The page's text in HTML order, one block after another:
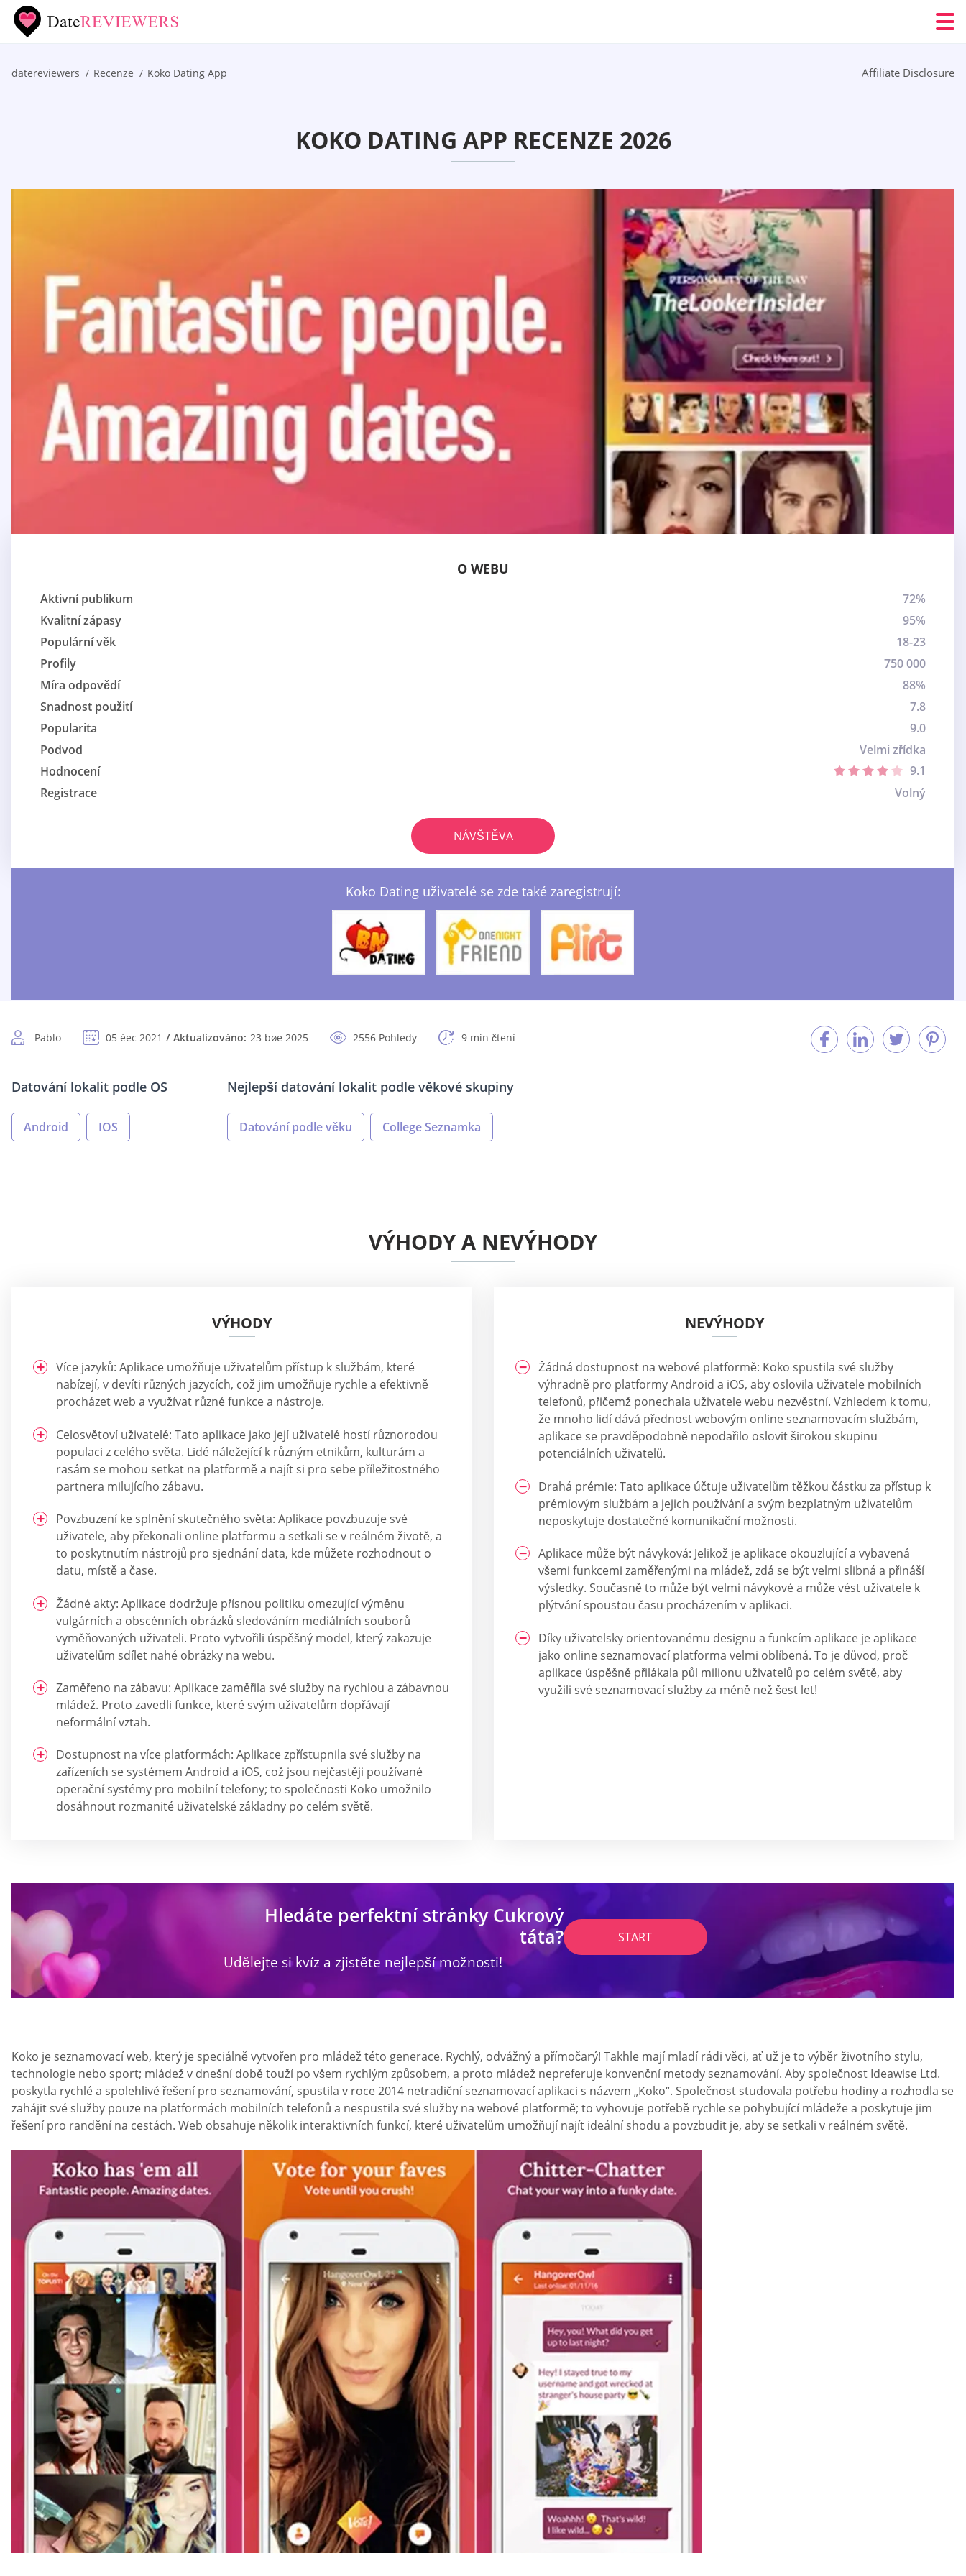
datereviewers Recenze Koko Dating App Affiliate Disclosure
KOKO DATING APP RECENZE 2026
O WEBU
Aktivní publikum
72%
Kvalitní zápasy
95%
Populární věk
18-23
Profily
750 000
Míra odpovědí
88%
Snadnost použití
7.8
Popularita
9.0
Podvod
Velmi zřídka
Hodnocení
9.1
Registrace
Volný
NÁVŠTĚVA
Koko Dating uživatelé se zde také zaregistrují:
Pablo 05 èec 2021 Aktualizováno: 23 bøe 2025 2556 Pohledy 9 min čtení
Datování lokalit podle OS
Android IOS
Nejlepší datování lokalit podle věkové skupiny
Datování podle věku College Seznamka
VÝHODY A NEVÝHODY
VÝHODY
Více jazyků: Aplikace umožňuje uživatelům přístup k službám, které
nabízejí, v devíti různých jazycích, což jim umožňuje rychle a efektivně
procházet web a využívat různé funkce a nástroje.
Celosvětoví uživatelé: Tato aplikace jako její uživatelé hostí různorodou
populaci z celého světa. Lidé náležející k různým etnikům, kulturám a
rasám se mohou setkat na platformě a najít si pro sebe příležitostného
partnera milujícího zábavu.
Povzbuzení ke splnění skutečného světa: Aplikace povzbuzuje své
uživatele, aby překonali online platformu a setkali se v reálném životě, a
to poskytnutím nástrojů pro sjednání data, kde můžete rozhodnout o
datu, místě a čase.
Žádné akty: Aplikace dodržuje přísnou politiku omezující výměnu
vulgárních a obscénních obrázků sledováním mediálních souborů
vyměňovaných uživateli. Proto vytvořili úspěšný model, který zakazuje
uživatelům sdílet nahé obrázky na webu.
Zaměřeno na zábavu: Aplikace zaměřila své služby na rychlou a zábavnou
mládež. Proto zavedli funkce, které svým uživatelům dopřávají
neformální vztah.
Dostupnost na více platformách: Aplikace zpřístupnila své služby na
zařízeních se systémem Android a iOS, což jsou nejčastěji používané
operační systémy pro mobilní telefony; to společnosti Koko umožnilo
dosáhnout rozmanité uživatelské základny po celém světě.
NEVÝHODY
Žádná dostupnost na webové platformě: Koko spustila své služby
výhradně pro platformy Android a iOS, aby oslovila uživatele mobilních
telefonů, přičemž ponechala uživatele webu nezvěstní. Vzhledem k tomu,
že mnoho lidí dává přednost webovým online seznamovacím službám,
aplikace se pravděpodobně nepodařilo oslovit širokou skupinu
potenciálních uživatelů.
Drahá prémie: Tato aplikace účtuje uživatelům těžkou částku za přístup k
prémiovým službám a jejich používání a svým bezplatným uživatelům
neposkytuje dostatečné komunikační možnosti.
Aplikace může být návyková: Jelikož je aplikace okouzlující a vybavená
všemi funkcemi zaměřenými na mládež, zdá se být velmi slibná a přináší
výsledky. Současně to může být velmi návykové a může vést uživatele k
plýtvání spoustou času procházením v aplikaci.
Díky uživatelsky orientovanému designu a funkcím aplikace je aplikace
jako online seznamovací platforma velmi oblíbená. To je důvod, proč
aplikace úspěšně přilákala půl milionu uživatelů po celém světě, aby
využili své seznamovací služby za méně než šest let!
Hledáte perfektní stránky Cukrový
táta?
Udělejte si kvíz a zjistěte nejlepší možnosti!
START
Koko je seznamovací web, který je speciálně vytvořen pro mládež této generace. Rychlý, odvážný a přímočarý! Takhle mají mladí rádi věci, ať už je to výběr životního stylu,
technologie nebo sport; mládež v dnešní době touží po všem rychlým způsobem, a proto mládež nepreferuje konvenční metody seznamování. Aby společnost Ideawise Ltd.
poskytla rychlé a spolehlivé řešení pro seznamování, spustila v roce 2014 netradiční seznamovací aplikaci s názvem „Koko“. Společnost studovala potřebu hodiny a rozhodla se
zahájit své služby pouze na platformách mobilních telefonů a nespustila své služby na webové platformě; to vyhovuje potřebě rychle se pohybující mládeže a poskytuje jim
řešení pro randění na cestách. Web obsahuje několik interaktivních funkcí, které uživatelům umožňují najít ideální shodu a povzbudit je, aby se setkali v reálném světě.